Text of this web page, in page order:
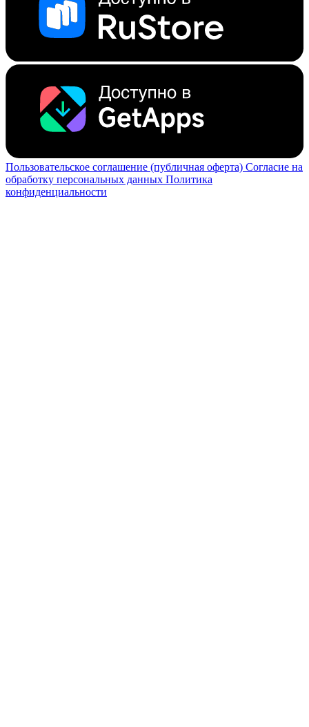
Пользовательское соглашение (публичная оферта) Согласие на
обработку персональных данных Политика
конфиденциальности